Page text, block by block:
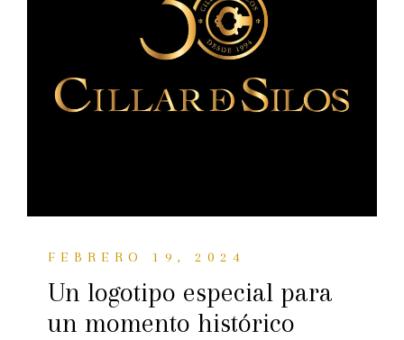
FEBRERO 19, 2024
Un logotipo especial para
un momento histórico